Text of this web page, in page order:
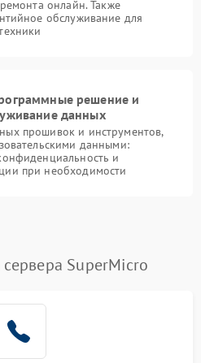
онлайн. Также
обслуживание для
решение и
данных
прошивок и инструментов,
данными:
и
при необходимости
SuperMicro